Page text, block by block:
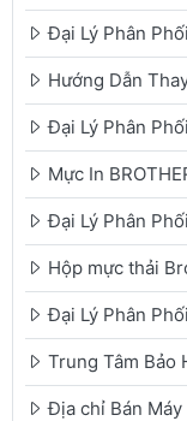
Đại Lý Phân
Hướng Dẫn
Đại Lý Phân
Mực In
Đại Lý Phân
Hộp mực thải
Đại Lý Phân
Trung Tâm Bảo
Địa chỉ Bán